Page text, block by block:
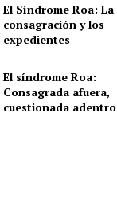
El Síndrome Roa: La
consagración y los
expedientes
El síndrome Roa:
Consagrada afuera,
cuestionada adentro